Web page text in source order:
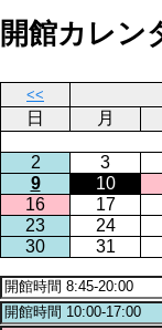
開館カレン
<<
日 月
2
3
9
10
16
17
23
24
30
31